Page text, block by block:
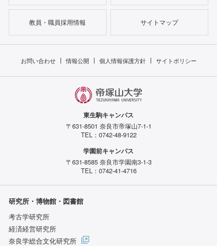
教員・職員採用情報 サイトマップ
お問い合わせ 情報公開 個人情報保護方針 サイトポリシー
東生駒キャンパス
〒631-8501 奈良市帝塚山7-1-1
TEL：0742-48-9122
学園前キャンパス
〒631-8585 奈良市学園南3-1-3
TEL：0742-41-4716
研究所・博物館・図書館
考古学研究所
経済経営研究所
奈良学総合文化研究所